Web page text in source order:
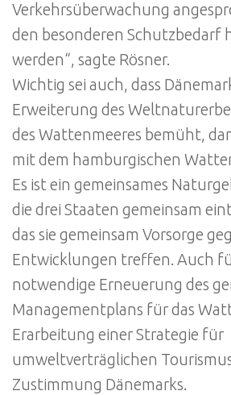
Verkehrsüberwachung
den besonderen Schutzbedarf
werden“, sagte Rösner.
Wichtig sei auch, dass
Erweiterung des
des Wattenmeeres bemüht,
mit dem hamburgischen
Es ist ein gemeinsames
die drei Staaten gemeinsam
das sie gemeinsam Vorsorge
Entwicklungen treffen. Auch
notwendige Erneuerung des
Managementplans für das
Erarbeitung einer Strategie für
umweltverträglichen
Zustimmung Dänemarks.